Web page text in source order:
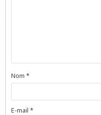
Nom*
E-mail*